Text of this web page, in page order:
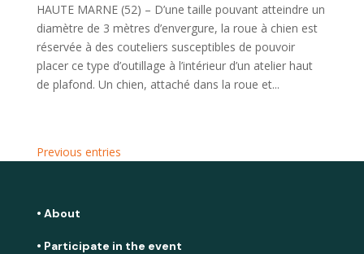
HAUTE MARNE (52) – D’une taille pouvant atteindre un
diamètre de 3 mètres d’envergure, la roue à chien est
réservée à des couteliers susceptibles de pouvoir
placer ce type d’outillage à l’intérieur d’un atelier haut
de plafond. Un chien, attaché dans la roue et...
Previous entries
• About
• Participate in the event